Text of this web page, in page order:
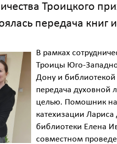
Троицкого
передача книг
В рамках
Троицы Юго-
Дону и
передача духовной
целью. Помошник
катехизации
библиотеки Елена
совместном